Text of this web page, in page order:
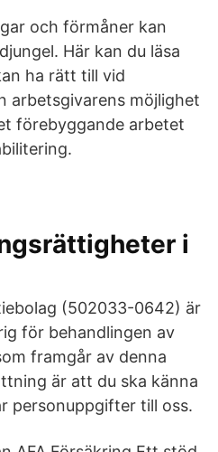
och förmåner kan
Här kan du läsa
ha rätt till vid
arbetsgivarens möjlighet
förebyggande arbetet
i
(502033-0642) är
för behandlingen av
framgår av denna
är att du ska känna
personuppgifter till oss.